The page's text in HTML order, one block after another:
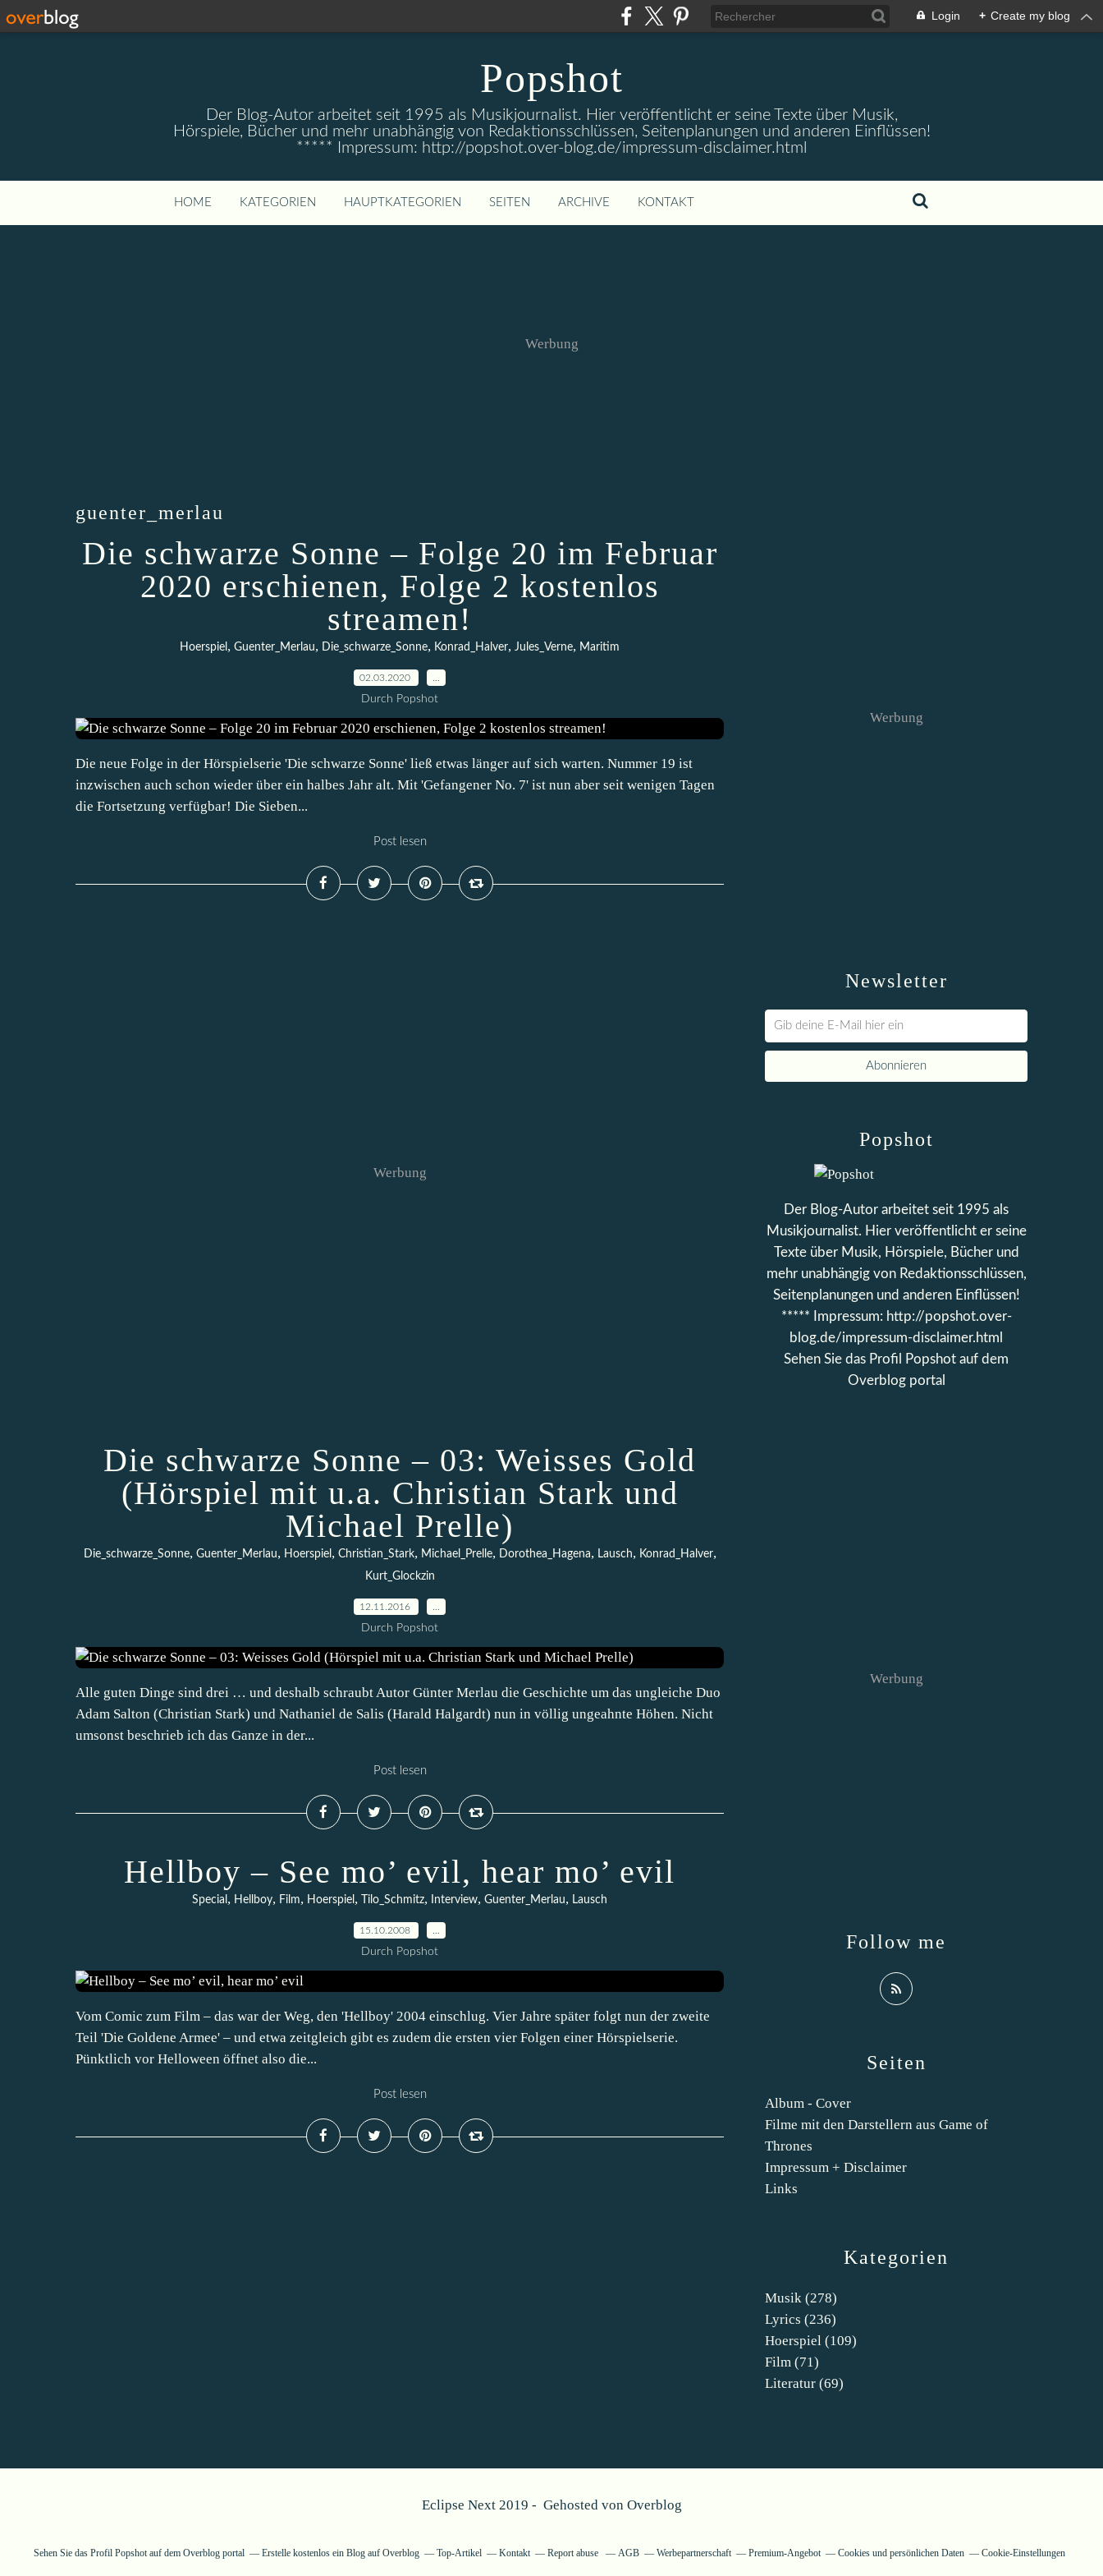
Login + Create my blog
Popshot
Der Blog-Autor arbeitet seit 1995 als Musikjournalist. Hier veröffentlicht er seine Texte über Musik,
Hörspiele, Bücher und mehr unabhängig von Redaktionsschlüssen, Seitenplanungen und anderen Einflüssen!
***** Impressum: http://popshot.over-blog.de/impressum-disclaimer.html
HOME KATEGORIEN HAUPTKATEGORIEN SEITEN ARCHIVE KONTAKT
Werbung
guenter_merlau
Die schwarze Sonne – Folge 20 im Februar
2020 erschienen, Folge 2 kostenlos
streamen!
Hoerspiel , Guenter_Merlau, Die_schwarze_Sonne, Konrad_Halver, Jules_Verne, Maritim
02.03.2020
Durch Popshot
Die neue Folge in der Hörspielserie 'Die schwarze Sonne' ließ etwas länger auf sich warten. Nummer 19 ist
inzwischen auch schon wieder über ein halbes Jahr alt. Mit 'Gefangener No. 7' ist nun aber seit wenigen Tagen
die Fortsetzung verfügbar! Die Sieben...
Post lesen
Werbung
Die schwarze Sonne – 03: Weisses Gold
(Hörspiel mit u.a. Christian Stark und
Michael Prelle)
Die_schwarze_Sonne, Guenter_Merlau, Hoerspiel, Christian_Stark, Michael_Prelle, Dorothea_Hagena, Lausch, Konrad_Halver,
Kurt_Glockzin
12.11.2016
Durch Popshot
Alle guten Dinge sind drei … und deshalb schraubt Autor Günter Merlau die Geschichte um das ungleiche Duo
Adam Salton (Christian Stark) und Nathaniel de Salis (Harald Halgardt) nun in völlig ungeahnte Höhen. Nicht
umsonst beschrieb ich das Ganze in der...
Post lesen
Hellboy – See mo’ evil, hear mo’ evil
Special , Hellboy, Film, Hoerspiel , Tilo_Schmitz, Interview, Guenter_Merlau, Lausch
15.10.2008
Durch Popshot
Vom Comic zum Film – das war der Weg, den 'Hellboy' 2004 einschlug. Vier Jahre später folgt nun der zweite
Teil 'Die Goldene Armee' – und etwa zeitgleich gibt es zudem die ersten vier Folgen einer Hörspielserie.
Pünktlich vor Helloween öffnet also die...
Post lesen
Newsletter
Werbung
Kategorien
Musik (278)
Lyrics (236)
Hoerspiel (109)
Film (71)
Literatur (69)
Seiten
Album - Cover
Filme mit den Darstellern aus Game of
Thrones
Impressum + Disclaimer
Links
Popshot
Der Blog-Autor arbeitet seit 1995 als
Musikjournalist. Hier veröffentlicht er seine
Texte über Musik, Hörspiele, Bücher und
mehr unabhängig von Redaktionsschlüssen,
Seitenplanungen und anderen Einflüssen!
***** Impressum: http://popshot.over-
blog.de/impressum-disclaimer.html
Sehen Sie das Profil
Popshot auf dem
Overblog portal
Follow me
Werbung
Eclipse Next 2019 - Gehosted von Overblog
Sehen Sie das Profil Popshotauf dem Overblog portal Erstelle kostenlos ein Blog auf Overblog Top-Artikel Kontakt Report abuse AGB Werbepartnerschaft Premium-Angebot Cookies und persönlichen Daten Cookie-Einstellungen